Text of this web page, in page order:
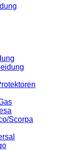
Scorpa